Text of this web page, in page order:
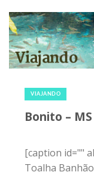
VIAJANDO
Bonito – MS
[caption id=""
Toalha